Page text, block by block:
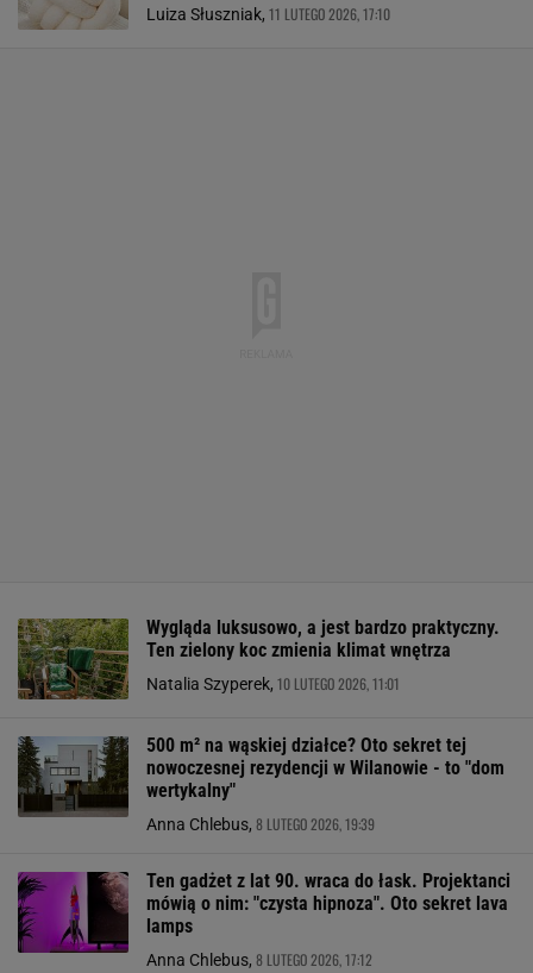
Luiza Słuszniak, 11 LUTEGO 2026, 17:10
Wygląda luksusowo, a jest bardzo praktyczny.
Ten zielony koc zmienia klimat wnętrza
Natalia Szyperek, 10 LUTEGO 2026, 11:01
500 m² na wąskiej działce? Oto sekret tej
nowoczesnej rezydencji w Wilanowie - to "dom
wertykalny"
Anna Chlebus, 8 LUTEGO 2026, 19:39
Ten gadżet z lat 90. wraca do łask. Projektanci
mówią o nim: "czysta hipnoza". Oto sekret lava
lamps
Anna Chlebus, 8 LUTEGO 2026, 17:12